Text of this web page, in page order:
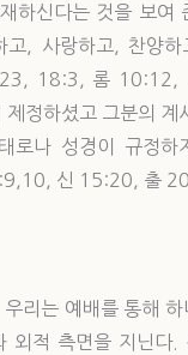
하신다는 것을 보여
, 사랑하고, 찬양하
18:3, 롬
정하셨고 그분의 계
로나 성경이 규정
신 15:20, 출
리는 예배를 통해
적 측면을 지닌다.